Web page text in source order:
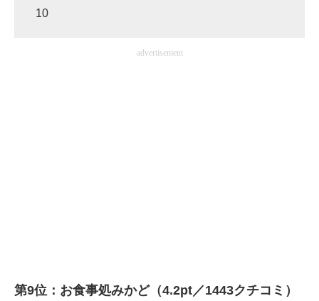
好きが集まる 比べて選べる
製造業のIT導入・活用を支援
10
advertisement
第9位：お食事処みかど（4.2pt／1443クチコミ）